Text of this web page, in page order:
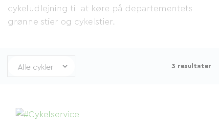
cykeludlejning til at køre på departementets
grønne stier og cykelstier.
3 resultater